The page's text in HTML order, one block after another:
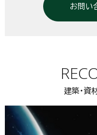
お問い
建築・資